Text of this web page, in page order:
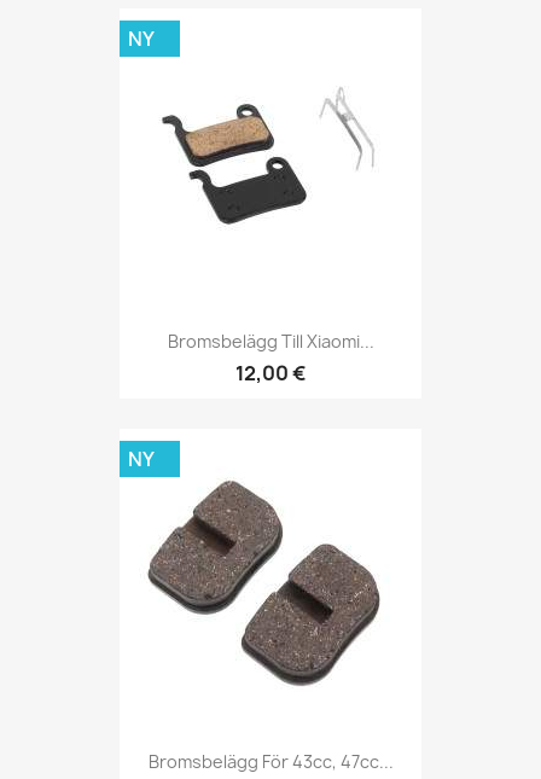
Bromsbelägg Till Xiaomi...
12,00 €
NY
Bromsbelägg För 43cc, 47cc...
NY